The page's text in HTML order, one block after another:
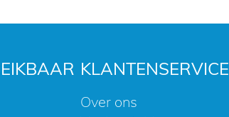
KLANTENSERVICE
Over ons